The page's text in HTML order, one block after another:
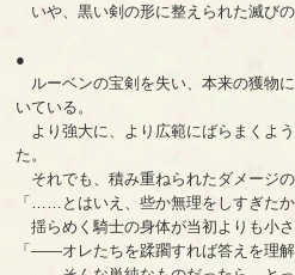
いや、黒い剣の形に整えられた滅びの
●
ルーベンの宝剣を失い、本来の獲物
いている。
より強大に、より広範にばらまくよ
た。
それでも、積み重ねられたダメージの
「……とはいえ、些か無理をしすぎたか
揺らめく騎士の身体が当初よりも小さ
「――オレたちを蹂躙すれば答えを理解